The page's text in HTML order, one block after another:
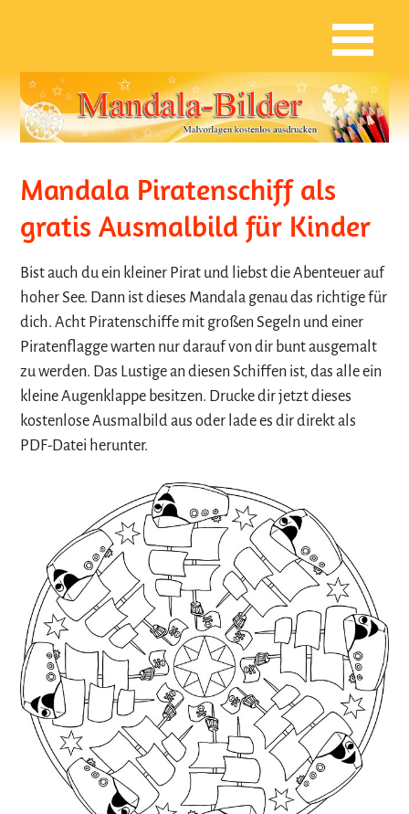
Mandala Piratenschiff als
gratis Ausmalbild für Kinder
Bist auch du ein kleiner Pirat und liebst die Abenteuer auf
hoher See. Dann ist dieses Mandala genau das richtige für
dich. Acht Piratenschiffe mit großen Segeln und einer
Piratenflagge warten nur darauf von dir bunt ausgemalt
zu werden. Das Lustige an diesen Schiffen ist, das alle ein
kleine Augenklappe besitzen. Drucke dir jetzt dieses
kostenlose Ausmalbild aus oder lade es dir direkt als
PDF-Datei herunter.